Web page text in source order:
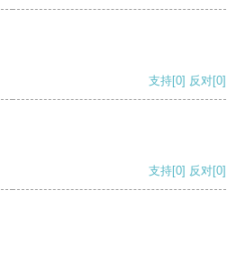
支持[0] 反对[0]
支持[0] 反对[0]